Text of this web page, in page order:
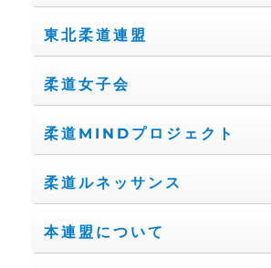
東北柔道連盟
柔道女子会
柔道MINDプロジェクト
柔道ルネッサンス
本連盟について